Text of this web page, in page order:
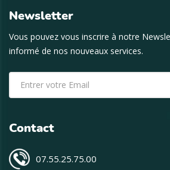
Newsletter
Vous pouvez vous inscrire à notre
informé de nos nouveaux services.
Contact
07.55.25.75.00